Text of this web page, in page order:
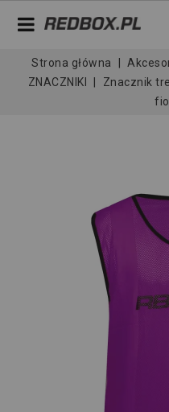
Strona główna
ZNACZNIKI
Znacznik